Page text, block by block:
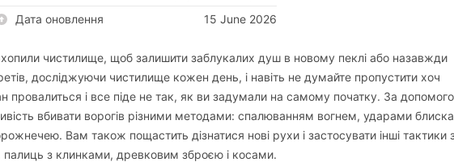
Дата оновлення
15 June 2026
чистилище, щоб залишити заблукалих душ в новому пеклі або назавжди
досліджуючи чистилище кожен день, і навіть не думайте пропустити хоч
провалиться і все піде не так, як ви задумали на самому початку. За
вбивати ворогів різними методами: спалюванням вогнем, ударами
Вам також пощастить дізнатися нові рухи і застосувати інші тактики
палиць з клинками, древковим зброєю і косами.